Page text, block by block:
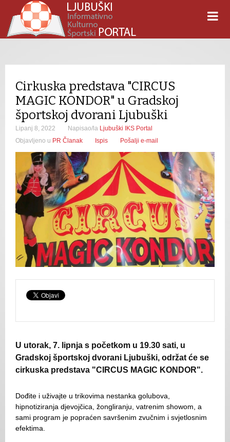
Cirkuska predstava "CIRCUS
MAGIC KONDOR" u Gradskoj
športskoj dvorani Ljubuški
Lipanj 8, 2022 Napisao/la Ljubuški IKS Portal
Objavljeno u PR Članak Ispis Pošalji e-mail
U utorak, 7. lipnja s početkom u 19.30 sati, u
Gradskoj športskoj dvorani Ljubuški, održat će se
cirkuska predstava "CIRCUS MAGIC KONDOR".
Dođite i uživajte u trikovima nestanka golubova,
hipnotiziranja djevojčica, žongliranju, vatrenim showom, a
sami program je popraćen savršenim zvučnim i svjetlosnim
efektima.